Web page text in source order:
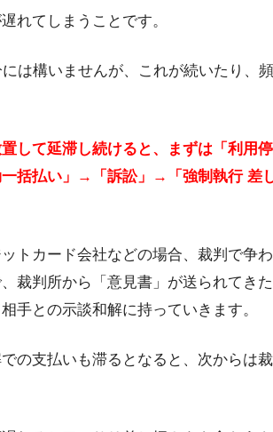
れてしまうことです。
は構いませんが、これが続いたり、
して延滞し続けると、まずは「利用
括払い」→「訴訟」→「強制執行 差
トカード会社などの場合、裁判で争
裁判所から「意見書」が送られてき
手との示談和解に持っていきます。
の支払いも滞るとなると、次からは